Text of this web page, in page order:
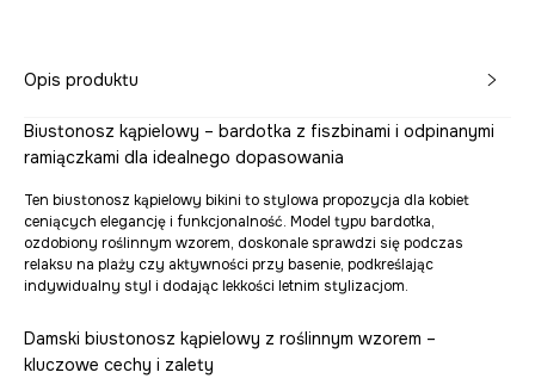
Opis produktu
Biustonosz kąpielowy – bardotka z fiszbinami i odpinanymi
ramiączkami dla idealnego dopasowania
Ten biustonosz kąpielowy bikini to stylowa propozycja dla kobiet
ceniących elegancję i funkcjonalność. Model typu bardotka,
ozdobiony roślinnym wzorem, doskonale sprawdzi się podczas
relaksu na plaży czy aktywności przy basenie, podkreślając
indywidualny styl i dodając lekkości letnim stylizacjom.
Damski biustonosz kąpielowy z roślinnym wzorem –
kluczowe cechy i zalety